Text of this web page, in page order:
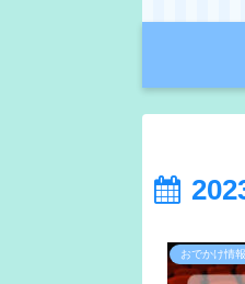
おでかけ情報